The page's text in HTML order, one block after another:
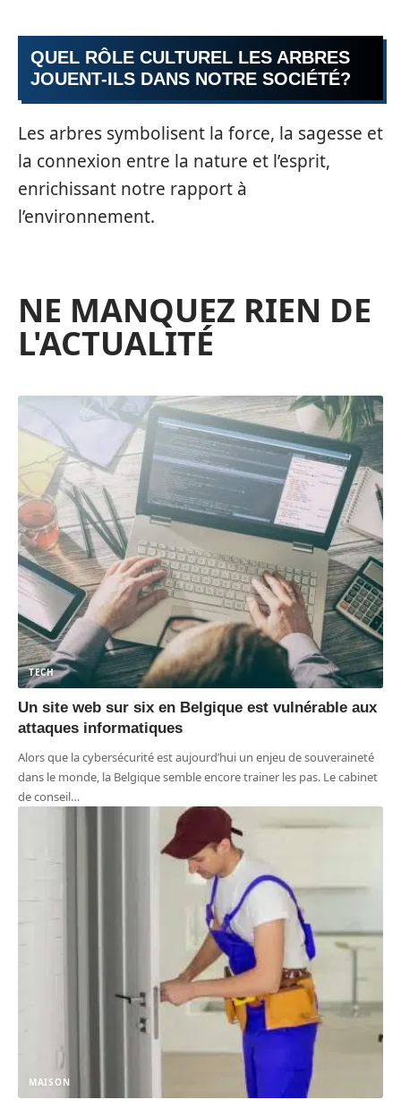
QUEL RÔLE CULTUREL LES ARBRES
JOUENT-ILS DANS NOTRE SOCIÉTÉ?
Les arbres symbolisent la force, la sagesse et
la connexion entre la nature et l’esprit,
enrichissant notre rapport à
l’environnement.
NE MANQUEZ RIEN DE
L'ACTUALITÉ
TECH
Un site web sur six en Belgique est vulnérable aux
attaques informatiques
Alors que la cybersécurité est aujourd’hui un enjeu de souveraineté
dans le monde, la Belgique semble encore trainer les pas. Le cabinet
de conseil…
MAISON